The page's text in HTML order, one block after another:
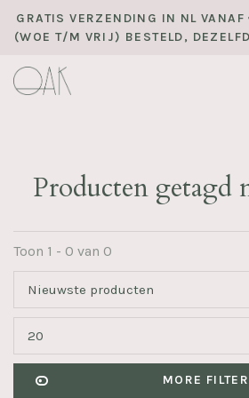
GRATIS VERZENDING IN NL
(WOE T/M VRIJ) BESTELD,
Producten getagd
Toon 1 - 0 van 0
Nieuwste producten
20
MORE